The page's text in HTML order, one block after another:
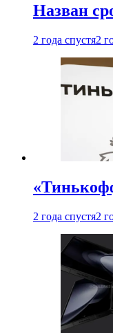
Назван
2 года спустя2
2 года спустя2